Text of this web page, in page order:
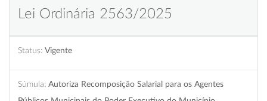
Lei Ordinária 2563/2025
Status: Vigente
Súmula: Autoriza Recomposição Salarial para os Agentes